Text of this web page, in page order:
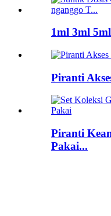
1ml 3ml
Piranti
Piranti
Pakai...